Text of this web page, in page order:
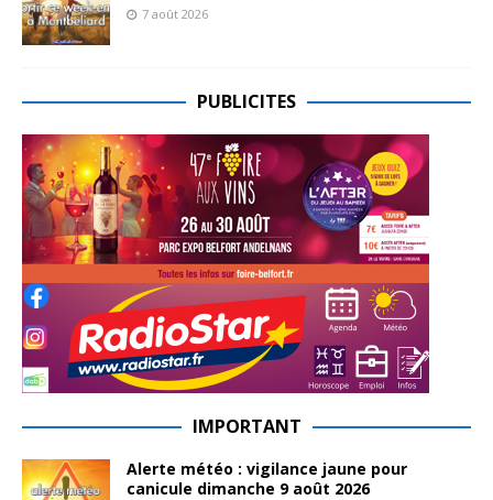
7 août 2026
PUBLICITES
IMPORTANT
Alerte météo : vigilance jaune pour
canicule dimanche 9 août 2026